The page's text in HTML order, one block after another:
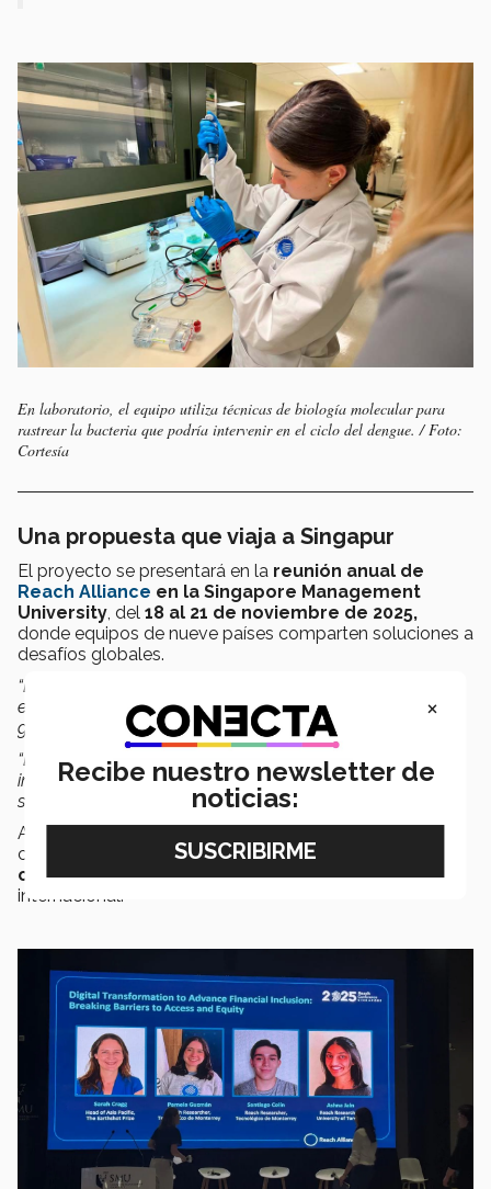
En laboratorio, el equipo utiliza técnicas de biología molecular para
rastrear la bacteria que podría intervenir en el ciclo del dengue. / Foto:
Cortesía
Una propuesta que viaja a Singapur
El proyecto se presentará en la reunión anual de
Reach Alliance en la Singapore Management
University , del 18 al 21 de noviembre de 2025,
donde equipos de nueve países comparten soluciones a
desafíos globales.
“Es una
estudiantes presenten una propuesta local a un reto
global”,
explica Membrillo.
“El
aprendizaje basado en retos
no solo forma
investigadores, forma personas capaces de transformar
su entorno”.
Además, es la
completamente conformado por estudiantes del
campus Ciudad de Méxicoasiste a este encuentro
internacional.
×
Recibe nuestro newsletter de
noticias: